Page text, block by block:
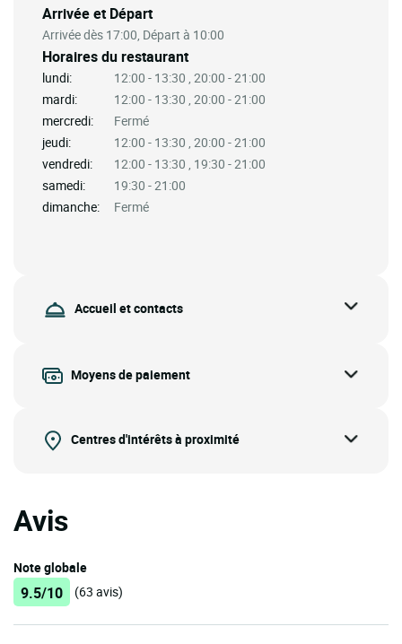
Arrivée et Départ
Arrivée dès 17:00, Départ à 10:00
Horaires du restaurant
lundi:
12:00 - 13:30 , 20:00 - 21:00
mardi:
12:00 - 13:30 , 20:00 - 21:00
mercredi:
Fermé
jeudi:
12:00 - 13:30 , 20:00 - 21:00
vendredi:
12:00 - 13:30 , 19:30 - 21:00
samedi:
19:30 - 21:00
dimanche:
Fermé
Accueil et contacts
Moyens de paiement
Centres d'intérêts à proximité
Avis
Note globale
9.5/10 (63 avis)